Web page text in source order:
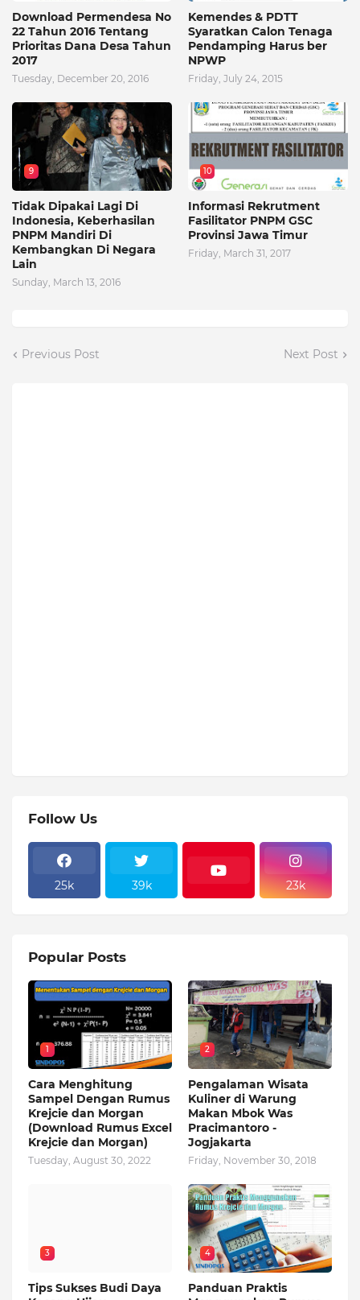
Download Permendesa No
22 Tahun 2016 Tentang
Prioritas Dana Desa Tahun
2017
Tuesday, December 20, 2016
Kemendes & PDTT
Syaratkan Calon Tenaga
Pendamping Harus ber
NPWP
Friday, July 24, 2015
9
Tidak Dipakai Lagi Di
Indonesia, Keberhasilan
PNPM Mandiri Di
Kembangkan Di Negara
Lain
Sunday, March 13, 2016
10
Informasi Rekrutment
Fasilitator PNPM GSC
Provinsi Jawa Timur
Friday, March 31, 2017
Previous Post Next Post
Follow Us
25k 39k 23k
Popular Posts
1
Cara Menghitung
Sampel Dengan Rumus
Krejcie dan Morgan
(Download Rumus Excel
Krejcie dan Morgan)
Tuesday, August 30, 2022
2
Pengalaman Wisata
Kuliner di Warung
Makan Mbok Was
Pracimantoro -
Jogjakarta
Friday, November 30, 2018
3
Tips Sukses Budi Daya
4
Panduan Praktis